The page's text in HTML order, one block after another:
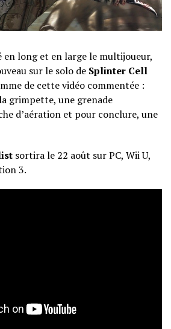
en long et en large le multijoueur,
sur le solo de Splinter Cell
de cette vidéo commentée :
grimpette, une grenade
d’aération et pour conclure, une
sortira le 22 août sur PC, Wii U,
3.